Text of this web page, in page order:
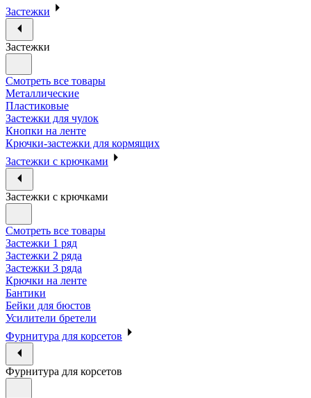
Застежки
Застежки
Смотреть все товары
Металлические
Пластиковые
Застежки для чулок
Кнопки на ленте
Крючки-застежки для кормящих
Застежки с крючками
Застежки с крючками
Смотреть все товары
Застежки 1 ряд
Застежки 2 ряда
Застежки 3 ряда
Крючки на ленте
Бантики
Бейки для бюстов
Усилители бретели
Фурнитура для корсетов
Фурнитура для корсетов